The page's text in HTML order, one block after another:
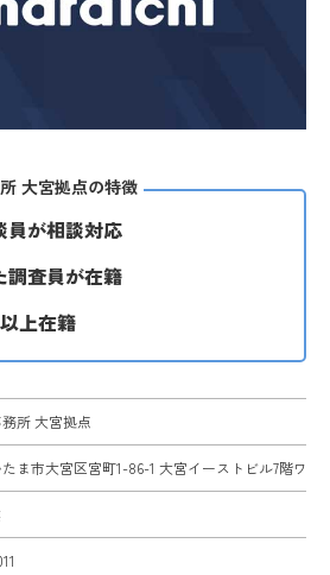
大宮拠点の特徴
員が相談対応
調査員が在籍
上在籍
所 大宮拠点
ま市大宮区宮町1-86-1 大宮イーストビル7階ワイ